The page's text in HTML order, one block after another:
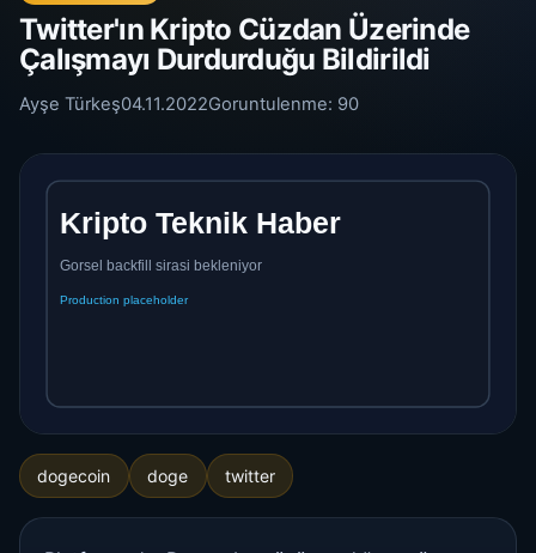
Twitter'ın Kripto Cüzdan Üzerinde
Çalışmayı Durdurduğu Bildirildi
Ayşe Türkeş04.11.2022Goruntulenme: 90
dogecoin doge twitter